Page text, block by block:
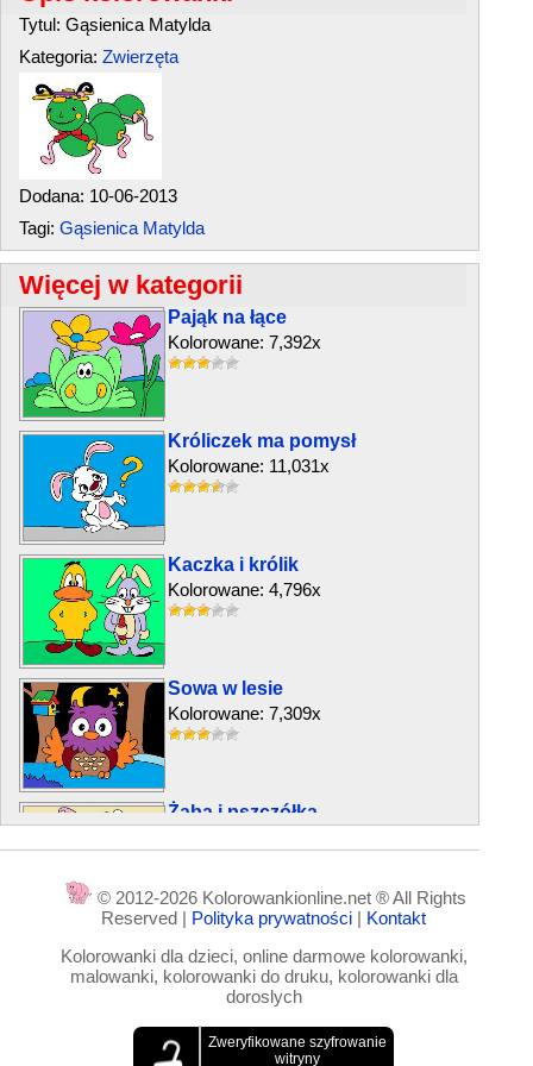
Tytul: Gąsienica Matylda
Kategoria: Zwierzęta
Dodana: 10-06-2013
Tagi: Gąsienica Matylda
Więcej w kategorii
Pająk na łące
Kolorowane: 7,392x
Króliczek ma pomysł
Kolorowane: 11,031x
Kaczka i królik
Kolorowane: 4,796x
Sowa w lesie
Kolorowane: 7,309x
Żaba i pszczółka
Kolorowane: 9,825x
Rozgrzewka nad jeziorem
© 2012-2026 Kolorowankionline.net ® All Rights
Reserved | Polityka prywatności | Kontakt
Kolorowanki dla dzieci, online darmowe kolorowanki,
malowanki, kolorowanki do druku, kolorowanki dla
doroslych